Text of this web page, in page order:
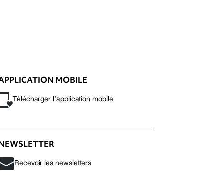
MOBILE
Télécharger l’application mobile
Recevoir les newsletters